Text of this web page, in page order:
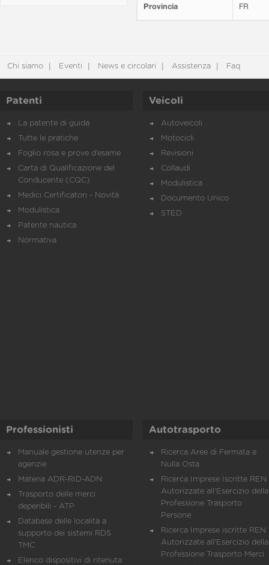
Provincia FR
Chi siamo Eventi News e circolari Assistenza Faq
Patenti
La patente di guida
Tutte le pratiche
Foglio rosa e prove d’esame
Carta di Qualificazione del
Conducente (CQC)
Medici Certificatori - Novità
Modulistica
Patente nautica
Normativa
Veicoli
Autoveicoli
Motocicli
Revisioni
Collaudi
Modulistica
Documento Unico
STED
Professionisti
Manuale gestione utenze per
agenzie
Materia ADR-RID-ADN
Trasporto delle merci
deperibili - ATP
Database delle località a
supporto dei sistemi RDS
TMC
Elenco dispositivi di ritenuta
Autotrasporto
Ricerca Aree di Fermata e
Nulla Osta
Ricerca Imprese Iscritte REN
Autorizzate all'Esercizio della
Professione Trasporto
Persone
Ricerca Imprese iscritte REN
Autorizzate all'Esercizio della
Professione Trasporto Merci